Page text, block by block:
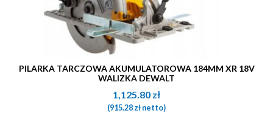
PILARKA TARCZOWA AKUMULATOROWA 184MM XR 18V
WALIZKA DEWALT
1,125.80 zł
(915.28złnetto)